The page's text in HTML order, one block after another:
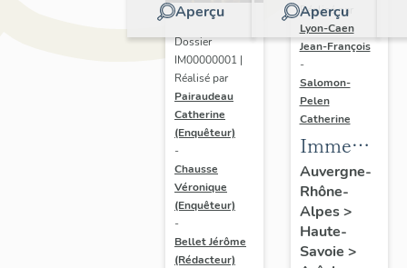
Aperçu
Dossier
IM00000001 |
Réalisé par
Pairaudeau
Catherine
(Enquêteur)
-
Chausse
Véronique
(Enquêteur)
-
Bellet Jérôme
(Rédacteur)
Aperçu
Réalisé par
Lyon-Caen
Jean-François
-
Salomon-
Pelen
Catherine
Immeubles,
hôtels de
voyageurs
Auvergne-
Rhône-
Alpes>
Haute-
Savoie >